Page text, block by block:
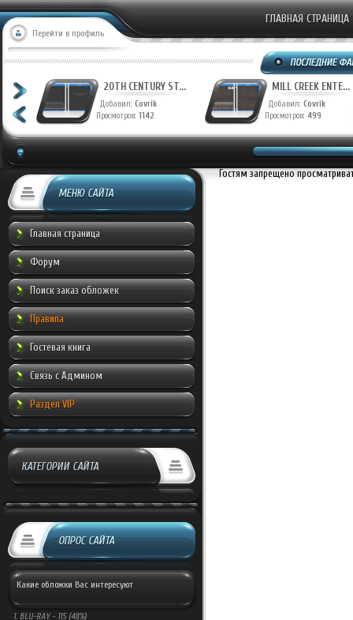
Перейти в профиль
ГЛАВНАЯ СТРАНИЦА
20TH CENTURY ST...
Добавил: Covrik
Просмотров: 1142
MILL CREEK ENTE...
Добавил: Covrik
Просмотров: 499
МЕНЮ САЙТА
Главная страница
Форум
Поиск заказ обложек
Правила
Гостевая книга
Связь с Админом
Раздел VIP
КАТЕГОРИИ САЙТА
ОПРОС САЙТА
Какие обложки Вас интересуют
1. BLU-RAY - 115 (48%)
Гостям запрещено